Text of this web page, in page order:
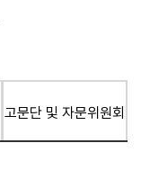
고문단 및 자문위원회